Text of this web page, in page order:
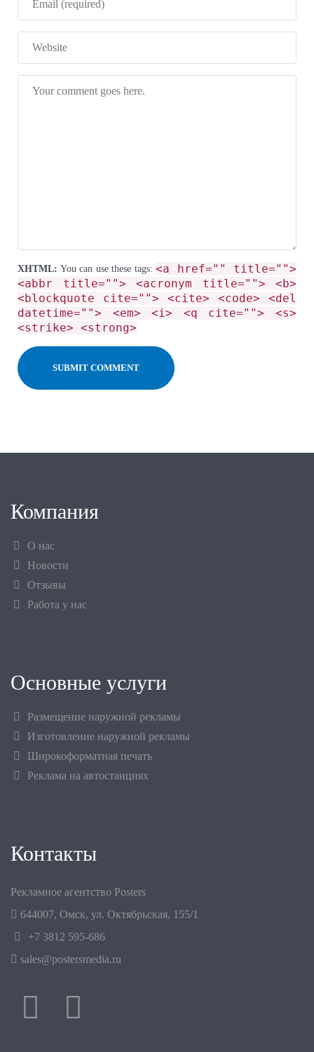
XHTML: You can use these tags: <a href="" title="">
<abbr title=""> <acronym title=""> <b>
<blockquote cite=""> <cite> <code> <del
datetime=""> <em> <i> <q cite=""> <s>
<strike> <strong>
Компания
О нас
Новости
Отзывы
Работа у нас
Основные услуги
Размещение наружной рекламы
Изготовление наружной рекламы
Широкоформатная печать
Реклама на автостанциях
Контакты
Рекламное агентство Posters
644007, Омск, ул. Октябрьская, 155/1
+7 3812 595-686
sales@postersmedia.ru